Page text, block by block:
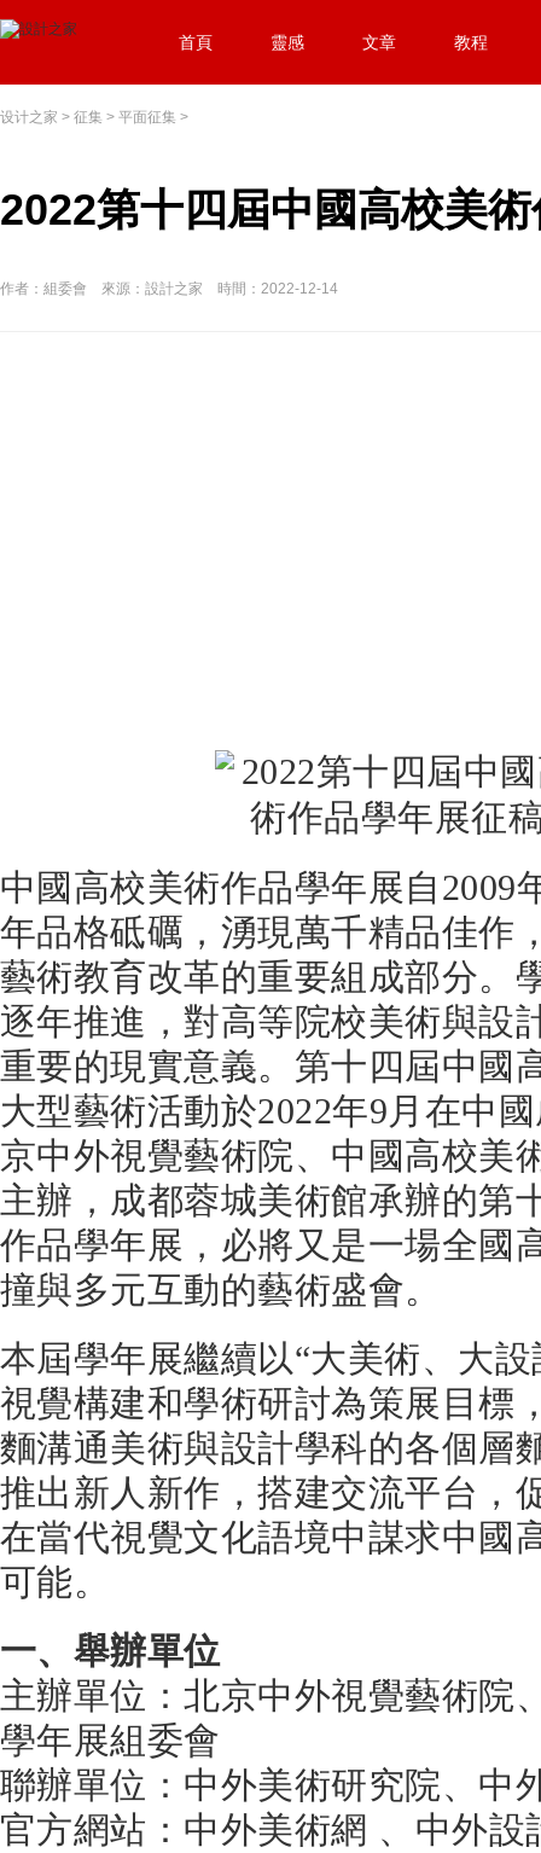
首頁 靈感 文章 教程
设计之家 > 征集 > 平面征集 >
2022第十四屆中國高校美
作者：組委會 來源：設計之家 時間：2022-12-14
中國高校美術作品學年展自2009
年品格砥礪，湧現萬千精品佳作
藝術教育改革的重要組成部分。
逐年推進，對高等院校美術與設
重要的現實意義。第十四屆中國
大型藝術活動於2022年9月在中
京中外視覺藝術院、中國高校美
主辦，成都蓉城美術館承辦的第
作品學年展，必將又是一場全國
撞與多元互動的藝術盛會。
本屆學年展繼續以“大美術、大
視覺構建和學術研討為策展目標
麵溝通美術與設計學科的各個層
推出新人新作，搭建交流平台，
在當代視覺文化語境中謀求中國
可能。
一、舉辦單位
主辦單位：北京中外視覺藝術院
學年展組委會
聯辦單位：中外美術研究院、中
官方網站：中外美術網 、中外設